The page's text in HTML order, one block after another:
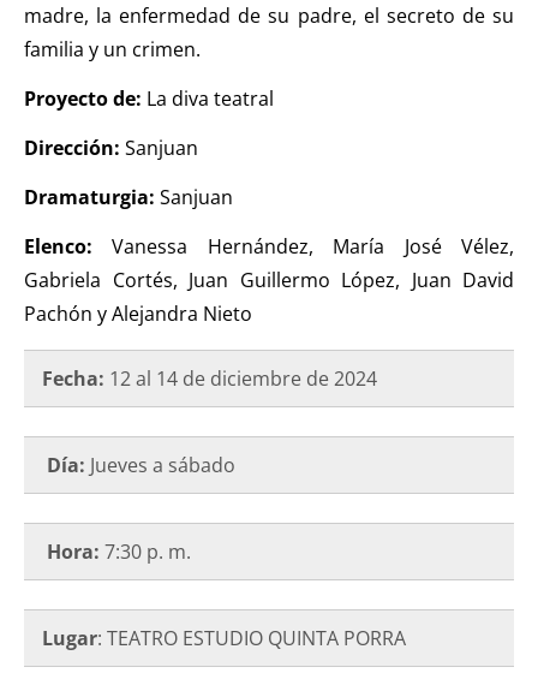
madre, la enfermedad de su padre, el secreto de su
familia y un crimen.
Proyecto de: La diva teatral
Dirección: Sanjuan
Dramaturgia: Sanjuan
Elenco:Vanessa Hernández, María José Vélez,
Gabriela Cortés, Juan Guillermo López, Juan David
Pachón y Alejandra Nieto
Fecha: 12 al 14 de diciembre de 2024
Día: Jueves a sábado
Hora: 7:30 p. m.
Lugar: TEATRO ESTUDIO QUINTA PORRA